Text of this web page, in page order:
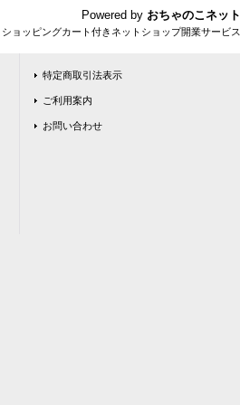
Powered by おちゃのこネット
ョッピングカート付きネットショップ開業サービス
特定商取引法表示
ご利用案内
お問い合わせ